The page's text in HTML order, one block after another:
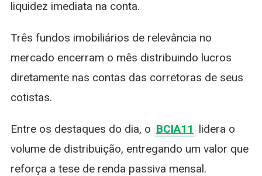
liquidez imediata na conta.
Três fundos imobiliários de relevância no
mercado encerram o mês distribuindo lucros
diretamente nas contas das corretoras de seus
cotistas.
Entre os destaques do dia, o BCIA11 lidera o
volume de distribuição, entregando um valor que
reforça a tese de renda passiva mensal.